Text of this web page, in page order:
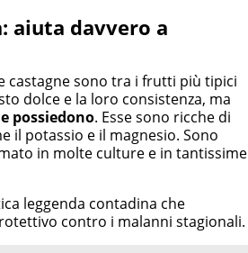
aiuta davvero a
castagne sono tra i frutti più tipici
dolce e la loro consistenza, ma
possiedono. Esse sono ricche di
il potassio e il magnesio. Sono
in molte culture e in tantissime
leggenda contadina che
contro i malanni stagionali.